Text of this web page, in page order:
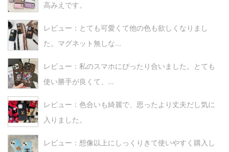
高みえです。
レビュー：とても可愛くて他の色も欲しくなりまし
た。マグネット無しな...
レビュー：私のスマホにぴったり合いました。とても
使い勝手が良くて、...
レビュー：色合いも綺麗で、思ったより丈夫だし気に
入りました。
レビュー：想像以上にしっくりきて使いやすく購入し